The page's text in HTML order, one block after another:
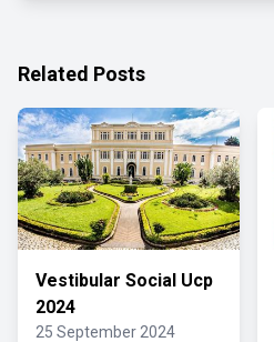
Related Posts
Vestibular Social Ucp
2024
25 September 2024